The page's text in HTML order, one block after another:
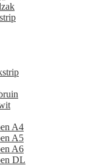
A4
A5
A6
DL